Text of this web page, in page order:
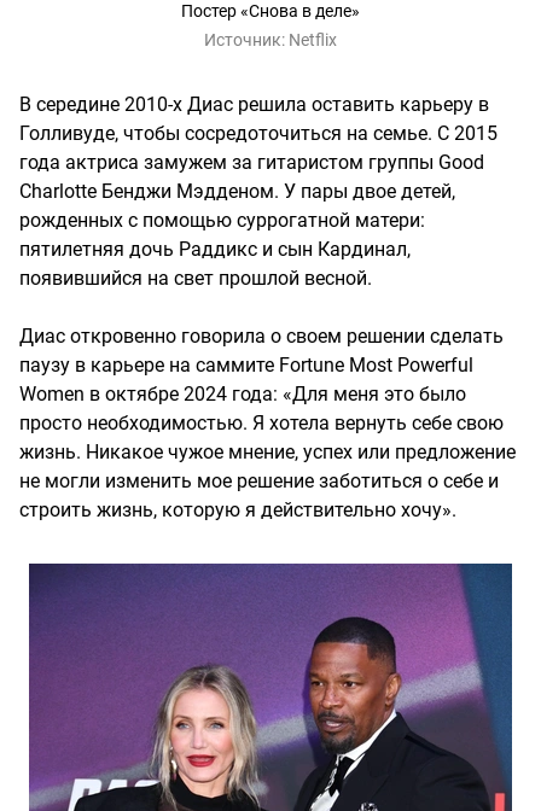
Постер «Снова в деле»
Источник: Netflix
В середине 2010-х Диас решила оставить карьеру в
Голливуде, чтобы сосредоточиться на семье. С 2015
года актриса замужем за гитаристом группы Good
Charlotte Бенджи Мэдденом. У пары двое детей,
рожденных с помощью суррогатной матери:
пятилетняя дочь Раддикс и сын Кардинал,
появившийся на свет прошлой весной.
Диас откровенно говорила о своем решении сделать
паузу в карьере на саммите Fortune Most Powerful
Women в октябре 2024 года: «Для меня это было
просто необходимостью. Я хотела вернуть себе свою
жизнь. Никакое чужое мнение, успех или предложение
не могли изменить мое решение заботиться о себе и
строить жизнь, которую я действительно хочу».